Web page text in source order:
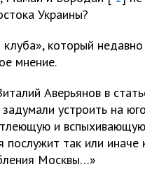
Украины?
который
мнение.
Аверьянов в
устроить на
и
послужит так или иначе
Москвы…»